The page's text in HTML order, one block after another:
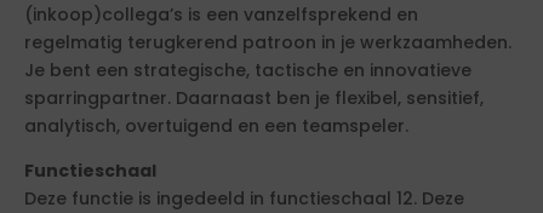
(inkoop)collega’s is een vanzelfsprekend en
regelmatig terugkerend patroon in je werkzaamheden.
Je bent een strategische, tactische en innovatieve
sparringpartner. Daarnaast ben je flexibel, sensitief,
analytisch, overtuigend en een teamspeler.
Functieschaal
Deze functie is ingedeeld in functieschaal 12. Deze